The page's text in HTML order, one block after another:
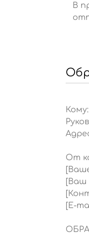
В
Кому:
От
[Ваш
[E-